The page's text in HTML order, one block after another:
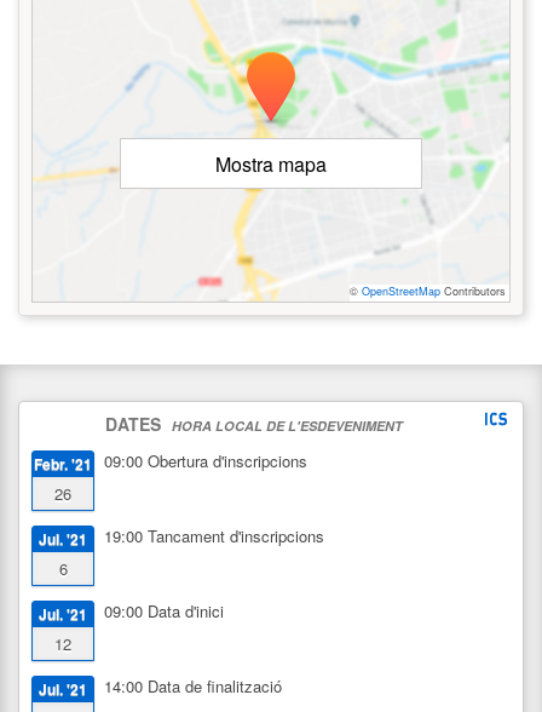
Mostra mapa
© OpenStreetMap Contributors
DATES HORA LOCAL DE L'ESDEVENIMENT
Febr. '21
26
09:00 Obertura d'inscripcions
Jul. '21
6
19:00 Tancament d'inscripcions
Jul. '21
12
09:00 Data d'inici
Jul. '21 14:00 Data de finalització